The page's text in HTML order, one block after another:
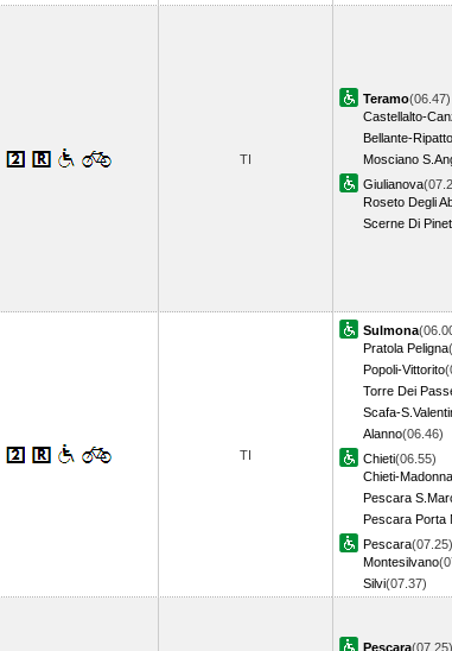
TI
Teramo(06.47)
Castellalto-
Bellante-
Mosciano
Giulianova
Roseto Degli
Scerne Di
TI
Sulmona
Pratola Peligna
Popoli-Vittorito
Torre Dei
Scafa-
Alanno(06.46)
Chieti(06.55)
Chieti-
Pescara
Pescara Porta
Pescara(07.25)
Montesilvano
Silvi(07.37)
Pescara(07.25)